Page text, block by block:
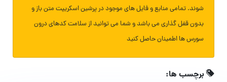
شوند. تمامی منابع و فایل های موجود در پرشین اسکریپت متن باز و
بدون قفل گذاری می باشد و شما می توانید از سلامت کدهای درون
سورس ها اطمینان حاصل کنید
برچسب ها: